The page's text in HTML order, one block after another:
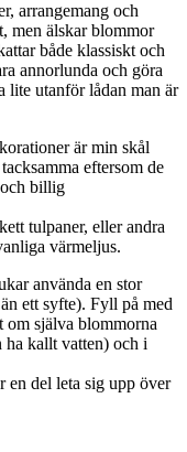
arrangemang och
men älskar blommor
både klassiskt och
annorlunda och göra
lite utanför lådan man är
är min skål
eftersom de
billig
tulpaner, eller andra
värmeljus.
använda en stor
ett syfte). Fyll på med
om själva blommorna
ha kallt vatten) och i
en del leta sig upp över